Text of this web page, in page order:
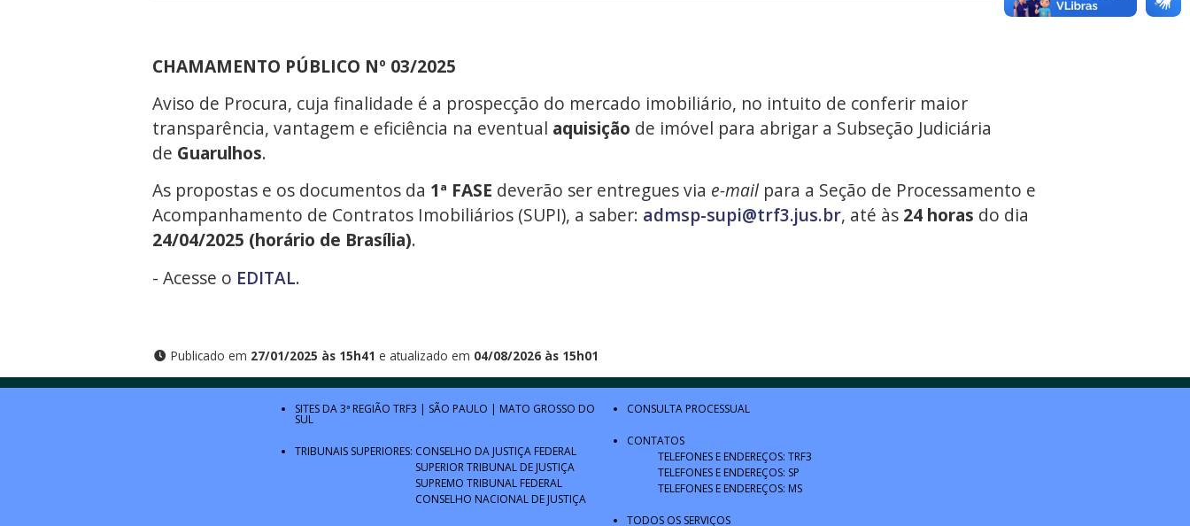
CHAMAMENTO PÚBLICO Nº 03/2025
Aviso de Procura, cuja finalidade é a prospecção do mercado imobiliário, no intuito de conferir maior
transparência, vantagem e eficiência na eventual aquisição de imóvel para abrigar a Subseção Judiciária
de Guarulhos.
As propostas e os documentos da 1ª FASE deverão ser entregues via e-mail para a Seção de Processamento e
Acompanhamento de Contratos Imobiliários (SUPI), a saber: admsp-supi@trf3.jus.br, até às 24 horas do dia
24/04/2025 (horário de Brasília).
- Acesse o EDITAL.
Publicado em 27/01/2025 às 15h41 e atualizado em 04/08/2026 às 15h01
SITES DA 3ª REGIÃO TRF3 | SÃO PAULO | MATO GROSSO DO
SUL
TRIBUNAIS SUPERIORES: CONSELHO DA JUSTIÇA FEDERAL
SUPERIOR TRIBUNAL DE JUSTIÇA
SUPREMO TRIBUNAL FEDERAL
CONSELHO NACIONAL DE JUSTIÇA
CONSULTA PROCESSUAL
CONTATOS
TELEFONES E ENDEREÇOS: TRF3
TELEFONES E ENDEREÇOS: SP
TELEFONES E ENDEREÇOS: MS
TODOS OS SERVIÇOS